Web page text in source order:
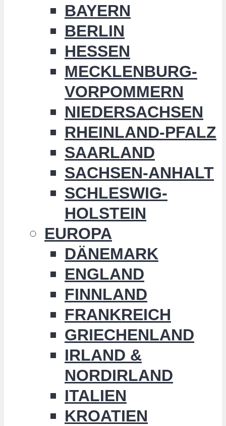
BAYERN
BERLIN
HESSEN
MECKLENBURG-
VORPOMMERN
NIEDERSACHSEN
RHEINLAND-PFALZ
SAARLAND
SACHSEN-ANHALT
SCHLESWIG-
HOLSTEIN
EUROPA
DÄNEMARK
ENGLAND
FINNLAND
FRANKREICH
GRIECHENLAND
IRLAND &
NORDIRLAND
ITALIEN
KROATIEN